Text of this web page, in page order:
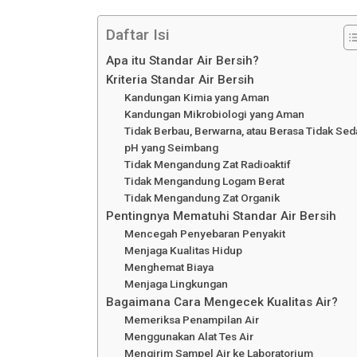
Daftar Isi
Apa itu Standar Air Bersih?
Kriteria Standar Air Bersih
Kandungan Kimia yang Aman
Kandungan Mikrobiologi yang Aman
Tidak Berbau, Berwarna, atau Berasa Tidak
pH yang Seimbang
Tidak Mengandung Zat Radioaktif
Tidak Mengandung Logam Berat
Tidak Mengandung Zat Organik
Pentingnya Mematuhi Standar Air Bersih
Mencegah Penyebaran Penyakit
Menjaga Kualitas Hidup
Menghemat Biaya
Menjaga Lingkungan
Bagaimana Cara Mengecek Kualitas Air?
Memeriksa Penampilan Air
Menggunakan Alat Tes Air
Mengirim Sampel Air ke Laboratorium